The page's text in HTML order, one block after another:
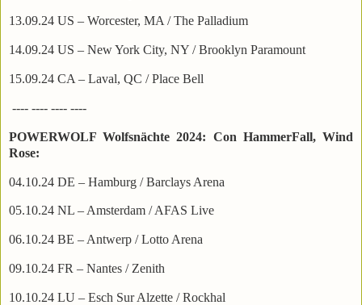
13.09.24 US – Worcester, MA / The Palladium
14.09.24 US – New York City, NY / Brooklyn Paramount
15.09.24 CA – Laval, QC / Place Bell
---- ---- ---- ----
POWERWOLF Wolfsnächte 2024: Con HammerFall, Wind
Rose:
04.10.24 DE – Hamburg / Barclays Arena
05.10.24 NL – Amsterdam / AFAS Live
06.10.24 BE – Antwerp / Lotto Arena
09.10.24 FR – Nantes / Zenith
10.10.24 LU – Esch Sur Alzette / Rockhal